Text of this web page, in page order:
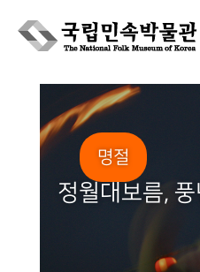
Skip
content
명절
정월대보름,